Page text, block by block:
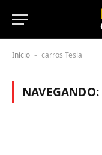
Início - carros Tesla
NAVEGANDO: